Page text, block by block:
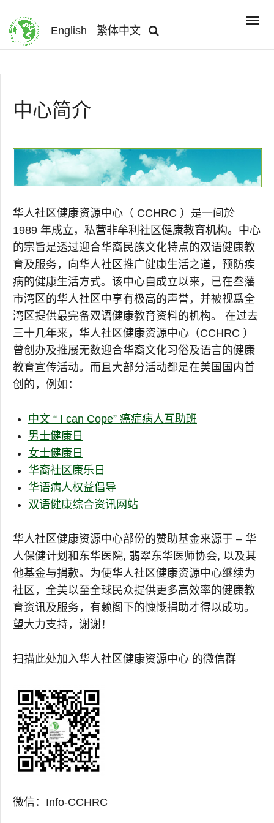
English 繁体中文
中心简介
华人社区健康资源中心（ CCHRC ）是一间於
1989 年成立，私营非牟利社区健康教育机构。中心
的宗旨是透过迎合华裔民族文化特点的双语健康教
育及服务，向华人社区推广健康生活之道，预防疾
病的健康生活方式。该中心自成立以来，已在叁藩
市湾区的华人社区中享有极高的声誉，并被视爲全
湾区提供最完备双语健康教育资料的机构。 在过去
三十几年来，华人社区健康资源中心（CCHRC ）
曾创办及推展无数迎合华裔文化习俗及语言的健康
教育宣传活动。而且大部分活动都是在美国国内首
创的，例如：
中文 “ I can Cope” 癌症病人互助班
男士健康日
女士健康日
华裔社区康乐日
华语病人权益倡导
双语健康综合资讯网站
华人社区健康资源中心部份的赞助基金来源于 – 华
人保健计划和东华医院, 翡翠东华医师协会, 以及其
他基金与捐款。为使华人社区健康资源中心继续为
社区，全美以至全球民众提供更多高效率的健康教
育资讯及服务，有赖阁下的慷慨捐助才得以成功。
望大力支持，谢谢！
扫描此处加入华人社区健康资源中心 的微信群
微信：Info-CCHRC